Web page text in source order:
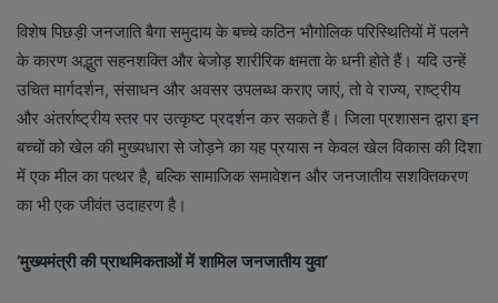
विशेष पिछड़ी जनजाति बैगा समुदाय के बच्चे कठिन भौगोलिक परिस्थितियों में पलने
के कारण अद्भुत सहनशक्ति और बेजोड़ शारीरिक क्षमता के धनी होते हैं। यदि उन्हें
उचित मार्गदर्शन, संसाधन और अवसर उपलब्ध कराए जाएं, तो वे राज्य, राष्ट्रीय
और अंतर्राष्ट्रीय स्तर पर उत्कृष्ट प्रदर्शन कर सकते हैं। जिला प्रशासन द्वारा इन
बच्चों को खेल की मुख्यधारा से जोड़ने का यह प्रयास न केवल खेल विकास की दिशा
में एक मील का पत्थर है, बल्कि सामाजिक समावेशन और जनजातीय सशक्तिकरण
का भी एक जीवंत उदाहरण है।
’मुख्यमंत्री की प्राथमिकताओं में शामिल जनजातीय युवा’